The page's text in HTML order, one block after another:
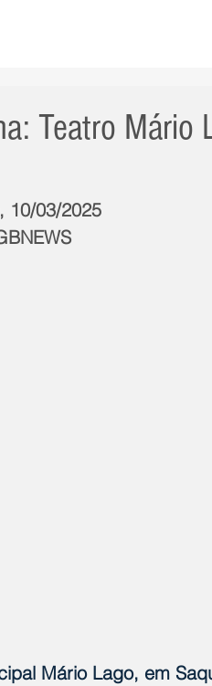
Teatro Mário
10/03/2025
Mário Lago, em